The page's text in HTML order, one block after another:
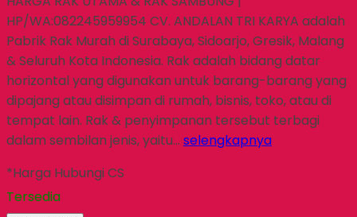
HP/WA:082245959954 CV. ANDALAN TRI KARYA adalah
Pabrik Rak Murah di Surabaya, Sidoarjo, Gresik, Malang
& Seluruh Kota Indonesia. Rak adalah bidang datar
horizontal yang digunakan untuk barang-barang yang
dipajang atau disimpan di rumah, bisnis, toko, atau di
tempat lain. Rak & penyimpanan tersebut terbagi
dalam sembilan jenis, yaitu… selengkapnya
*Harga Hubungi CS
Tersedia